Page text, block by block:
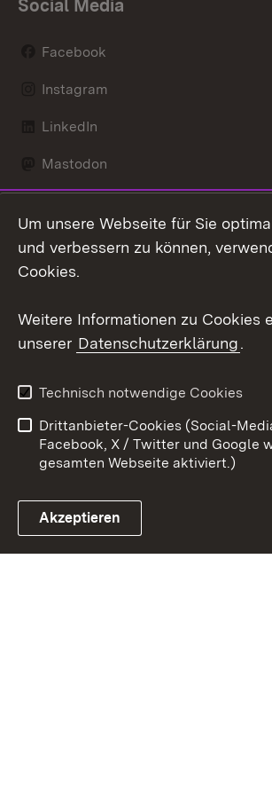
Social Media
Facebook
Instagram
LinkedIn
Mastodon
X / Twitter
Youtube
Link zum Landesportal
Kontakt
Datenschutz
Barrierefreiheit
Impressum Cookies
Um unsere Webseite für Sie
und verbessern zu können,
Cookies.
Weitere Informationen zu Cookies
unserer Datenschutzerklärung.
Technisch notwendige Cookies
Drittanbieter-Cookies (Social-
Facebook, X / Twitter und Google
gesamten Webseite aktiviert.)
Akzeptieren